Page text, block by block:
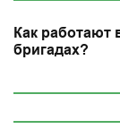
Как работают
бригадах?